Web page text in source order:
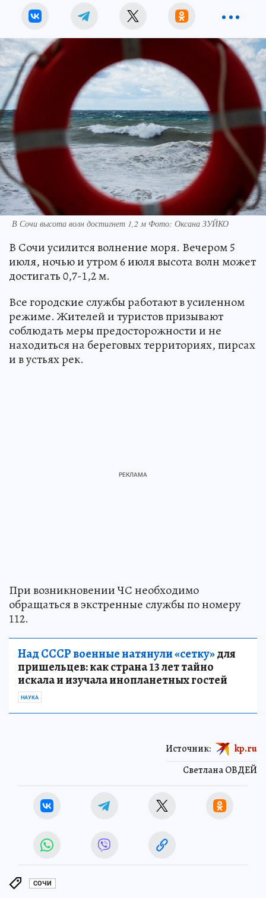
В Сочи высота волн достигнет 1,2 м Фото: Оксана ЗУЙКО
В Сочи усилится волнение моря. Вечером 5
июля, ночью и утром 6 июля высота волн может
достигать 0,7-1,2 м.
Все городские службы работают в усиленном
режиме. Жителей и туристов призывают
соблюдать меры предосторожности и не
находиться на береговых территориях, пирсах
и в устьях рек.
При возникновении ЧС необходимо
обращаться в экстренные службы по номеру
112.
Над СССР военные натянули «сетку»для
пришельцев: как страна 13 лет тайно
искала и изучала инопланетных гостей
НАУКА
Светлана ОВДЕЙ
Источник: kp.ru
СОЧИ